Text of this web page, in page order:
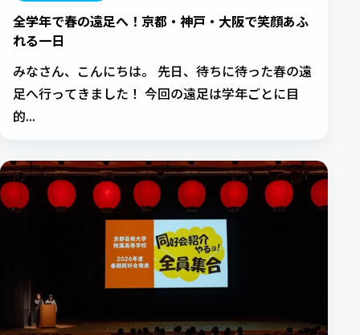
全学年で春の遠足へ！京都・神戸・大阪で笑顔あふ
れる一日
みなさん、こんにちは。 先日、待ちに待った春の遠
足へ行ってきました！ 今回の遠足は学年ごとに目
的...